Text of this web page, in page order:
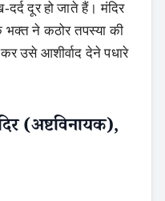
दूर हो जाते हैं। मंदिर
भक्त ने कठोर तपस्या की
उसे आशीर्वाद देने पधारे
(अष्टविनायक),